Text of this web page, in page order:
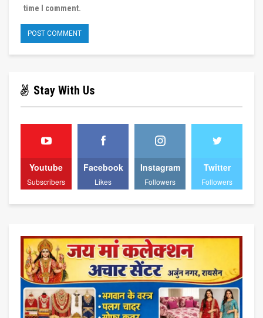
time I comment.
Stay With Us
Youtube
Subscribers
Facebook
Likes
Instagram
Followers
Twitter
Followers